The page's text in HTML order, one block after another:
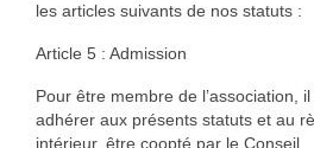
les articles suivants de nos statuts :
Article 5 : Admission
Pour être membre de l’association,
adhérer aux présents statuts et au
intérieur, être coopté par le Conseil